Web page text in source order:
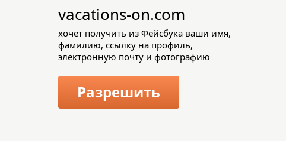
vacations-on.com
хочет получить из Фейсбука ваши имя,
фамилию, ссылку на профиль,
электронную почту и фотографию
Разрешить